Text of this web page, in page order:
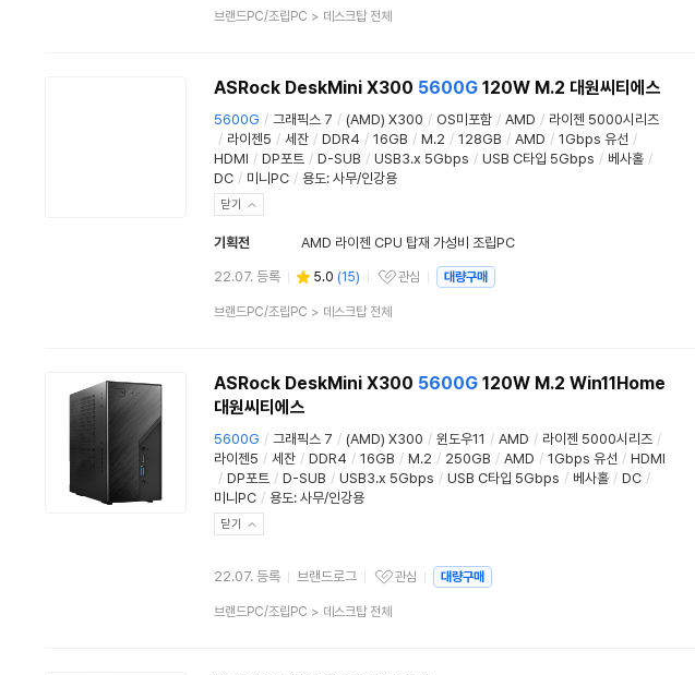
상
브랜드PC/조립PC > 데스크탑 전체
ASRock DeskMini X300 5600G120W M.2 대원씨티에스
5600G / 그래픽스 7 / (AMD) X300 / OS미포함 / AMD / 라이젠 5000시리즈
/ 라이젠5 / 세잔 / DDR4 / 16GB / M.2 / 128GB / AMD / 1Gbps 유선 /
HDMI / DP포트 / D-SUB / USB3.x 5Gbps / USB C타입 5Gbps / 베사홀 /
DC / 미니PC / 용도: 사무/인강용
닫기
기획전 AMD 라이젠 CPU 탑재 가성비 조립PC
22.07. 등록 5.0 (15)
관심상품
관심 대량구매
상
브랜드PC/조립PC > 데스크탑 전체
ASRock DeskMini X300 5600G120W M.2 Win11Home
대원씨티에스
5600G / 그래픽스 7 / (AMD) X300 / 윈도우11 / AMD / 라이젠 5000시리즈 /
라이젠5 / 세잔 / DDR4 / 16GB / M.2 / 250GB / AMD / 1Gbps 유선 / HDMI
/ DP포트 / D-SUB / USB3.x 5Gbps / USB C타입 5Gbps / 베사홀 / DC /
미니PC / 용도: 사무/인강용
닫기
22.07. 등록 브랜드로그
관심상품
관심 대량구매
상
브랜드PC/조립PC > 데스크탑 전체